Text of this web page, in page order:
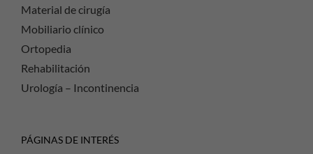
Material de cirugía
Mobiliario clínico
Ortopedia
Rehabilitación
Urología – Incontinencia
PÁGINAS DE INTERÉS